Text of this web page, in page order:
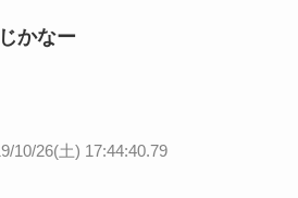
かなー
10/26(土) 17:44:40.79